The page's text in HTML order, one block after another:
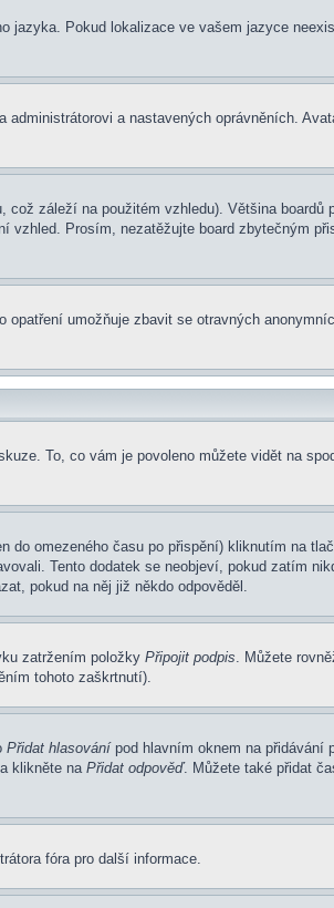
jazyka. Pokud lokalizace ve vašem jazyce
a nastavených oprávněních.
záleží na použitém vzhledu). Většina boardů
Prosím, nezatěžujte board zbytečným
umožňuje zbavit se otravných
To, co vám je povoleno můžete vidět na
do omezeného času po přispění) kliknutím na
Tento dodatek se neobjeví, pokud zatím
pokud na něj již někdo odpověděl.
zatržením položky Připojit podpis. Můžete
tohoto zaškrtnutí).
Přidat hlasovánípod hlavním oknem na přidávání
klikněte na Přidat odpověď. Můžete také přidat
fóra pro další informace.